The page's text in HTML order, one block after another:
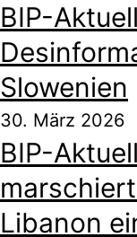
BIP-
Slowenien
30. März 2026
BIP-
Libanon